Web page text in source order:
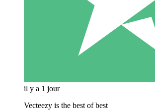
il y a 1 jour
Vecteezy is the best of best